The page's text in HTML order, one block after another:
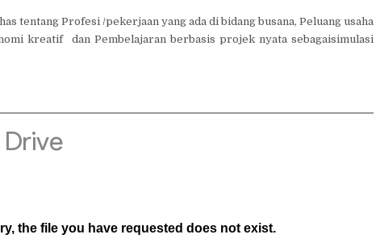
tentang Profesi /pekerjaan yang ada di bidang busana, Peluang usaha
kreatif dan Pembelajaran berbasis projek nyata sebagaisimulasi